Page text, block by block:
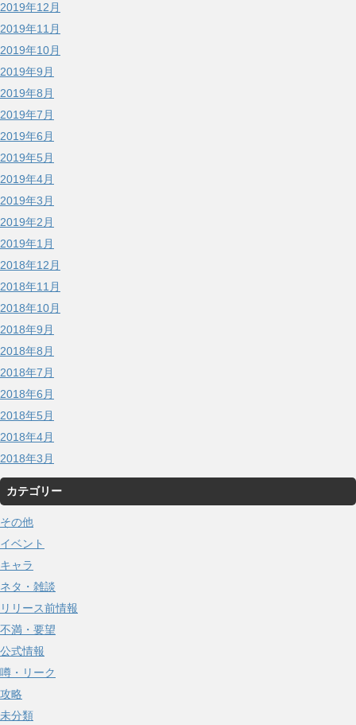
2019年12月
2019年11月
2019年10月
2019年9月
2019年8月
2019年7月
2019年6月
2019年5月
2019年4月
2019年3月
2019年2月
2019年1月
2018年12月
2018年11月
2018年10月
2018年9月
2018年8月
2018年7月
2018年6月
2018年5月
2018年4月
2018年3月
カテゴリー
その他
イベント
キャラ
ネタ・雑談
リリース前情報
不満・要望
公式情報
噂・リーク
攻略
未分類